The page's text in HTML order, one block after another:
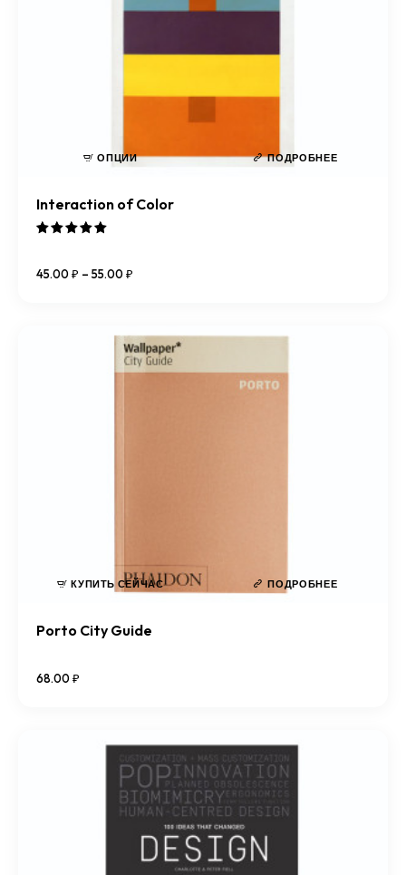
ОПЦИИ ПОДРОБНЕЕ
Interaction of Color
из 5
45.00₽ – 55.00₽
КУПИТЬ СЕЙЧАС ПОДРОБНЕЕ
Porto City Guide
68.00₽